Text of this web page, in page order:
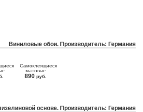
Виниловые обои. Производитель: Германия
Самоклеящиеся
матовые
890 руб.
основе. Производитель: Германия